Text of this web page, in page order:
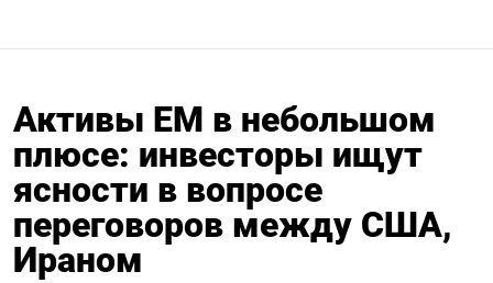
Активы EM в небольшом
плюсе: инвесторы ищут
ясности в вопросе
переговоров между США,
Ираном